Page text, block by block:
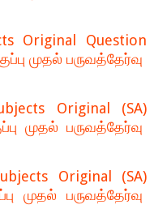
Original Question
முதல் பருவத்தேர்வு
Original (SA)
முதல் பருவத்தேர்வு
Original (SA)
முதல் பருவத்தேர்வு